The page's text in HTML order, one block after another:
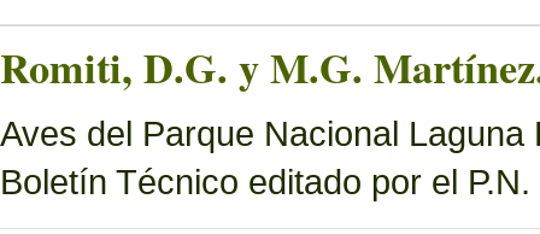
Romiti, D.G. y M.G.
Aves del Parque Nacional
Boletín Técnico editado por el